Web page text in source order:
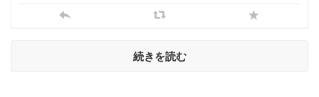
続きを読む